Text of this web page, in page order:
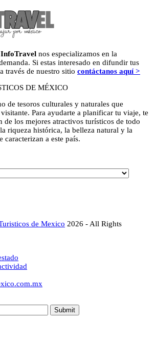
InfoTravel nos especializamos en la
Si estas interesado en difundir tus
través de nuestro sitio contáctanos aquí >
DE MÉXICO
de tesoros culturales y naturales que
Para ayudarte a planificar tu viaje, te
de los mejores atractivos turísticos de todo
riqueza histórica, la belleza natural y la
a este país.
de Mexico 2026 - All Rights
Submit